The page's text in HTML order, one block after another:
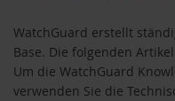
WatchGuard erstellt
Base. Die folgenden
Um die WatchGuard
verwenden Sie die